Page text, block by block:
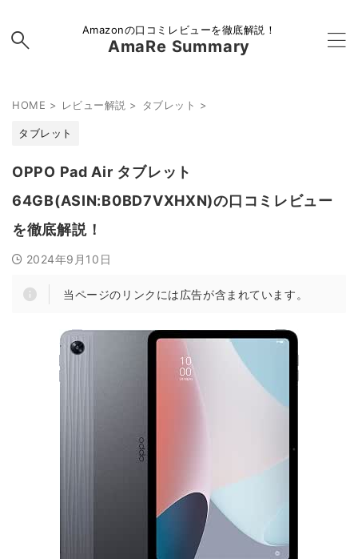
Amazonの口コミレビューを徹底解説！
AmaRe Summary
HOME > レビュー解説 > タブレット >
タブレット
OPPO Pad Air タブレット
64GB(ASIN:B0BD7VXHXN)の口コミレビュー
を徹底解説！
2024年9月10日
当ページのリンクには広告が含まれています。